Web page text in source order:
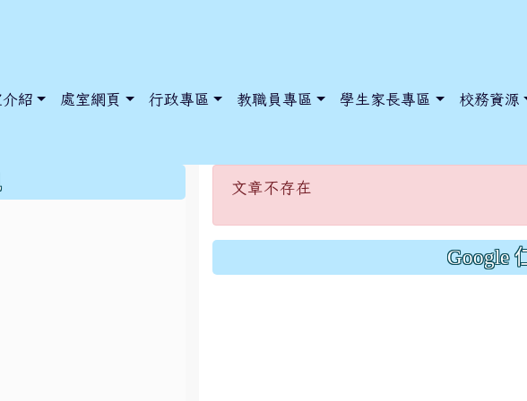
介紹 處室網頁 行政專區 教職員專區 學生家長專區 校務資源
文章不存在
文章不存在
Google
tadnews/index.php?nsn=5425
tyc.entry.edu.tw/NoExamImitate_TL/NoExamImitateHome/Page/Public/
tyc.entry.edu.tw/NoExamImitate_TL/NoExamImitateHome/Page/Public/